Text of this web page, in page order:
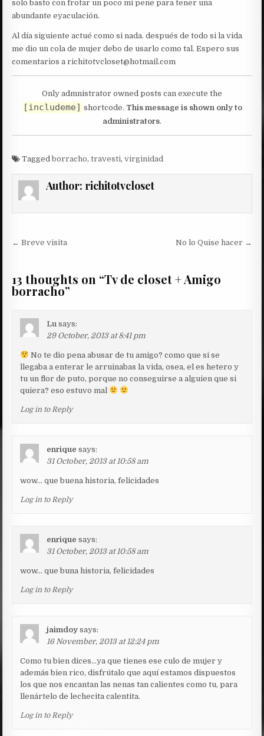
solo basto con frotar un poco mi pene para tener una
abundante eyaculación.
Al día siguiente actué como si nada. después de todo si la vida
me dio un cola de mujer debo de usarlo como tal. Espero sus
comentarios a richitotvcloset@hotmail.com
Only admnistrator owned posts can execute the
[includeme] shortcode. This message is shown only to
administrators.
Taggedborracho,travesti,virginidad
Author: richitotvcloset
Post
← Breve visita No lo Quise hacer →
13 thoughts on “Tv de closet + Amigo
borracho”
Lu says:
29 October, 2013 at 8:41 pm
No te dio pena abusar de tu amigo? como que si se
llegaba a enterar le arruinabas la vida, osea, el es hetero y
tu un flor de puto, porque no conseguirse a alguien que si
quiera? eso estuvo mal
Log in to Reply
enrique says:
31 October, 2013 at 10:58 am
wow… que buena historia, felicidades
Log in to Reply
enrique says:
31 October, 2013 at 10:58 am
wow… que buna historia, felicidades
Log in to Reply
jaimdoy says:
16 November, 2013 at 12:24 pm
Como tu bien dices…ya que tienes ese culo de mujer y
además bien rico, disfrútalo que aquí estamos dispuestos
los que nos encantan las nenas tan calientes como tu, para
llenártelo de lechecita calentita.
Log in to Reply